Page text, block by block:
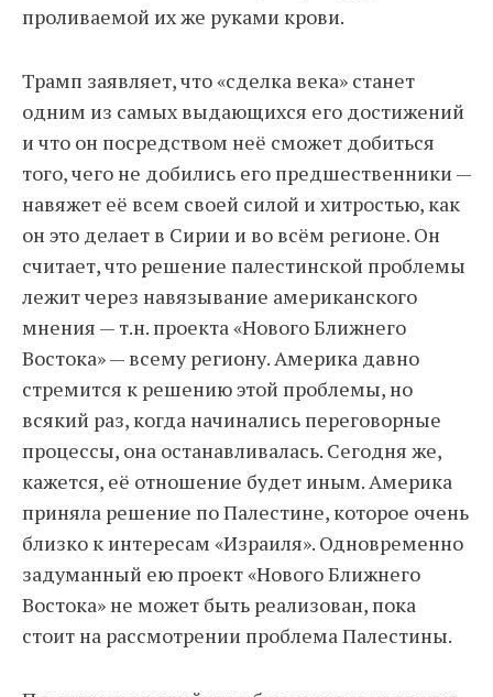
проливаемой их же руками крови.
Трамп заявляет, что «сделка века» станет
одним из самых выдающихся его достижений
и что он посредством неё сможет добиться
того, чего не добились его предшественники —
навяжет её всем своей силой и хитростью, как
он это делает в Сирии и во всём регионе. Он
считает, что решение палестинской проблемы
лежит через навязывание американского
мнения — т.н. проекта «Нового Ближнего
Востока» — всему региону. Америка давно
стремится к решению этой проблемы, но
всякий раз, когда начинались переговорные
процессы, она останавливалась. Сегодня же,
кажется, её отношение будет иным. Америка
приняла решение по Палестине, которое очень
близко к интересам «Израиля». Одновременно
задуманный ею проект «Нового Ближнего
Востока» не может быть реализован, пока
стоит на рассмотрении проблема Палестины.